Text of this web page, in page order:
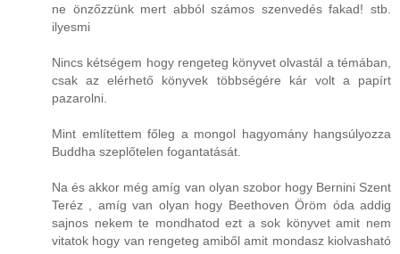
ne önzőzzünk mert abból számos szenvedés fakad! stb.
ilyesmi
Nincs kétségem hogy rengeteg könyvet olvastál a témában,
csak az elérhető könyvek többségére kár volt a papírt
pazarolni.
Mint említettem főleg a mongol hagyomány hangsúlyozza
Buddha szeplőtelen fogantatását.
Na és akkor még amíg van olyan szobor hogy Bernini Szent
Teréz , amíg van olyan hogy Beethoven Öröm óda addig
sajnos nekem te mondhatod ezt a sok könyvet amit nem
vitatok hogy van rengeteg amiből amit mondasz kiolvasható